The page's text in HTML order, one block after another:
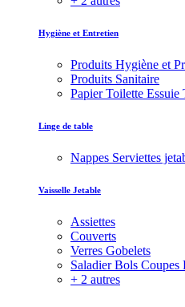
Hygiène et Entretien
Produits Hygiène et
Produits Sanitaire
Papier Toilette Essuie
Linge de table
Nappes Serviettes
Vaisselle Jetable
Assiettes
Couverts
Verres Gobelets
Saladier Bols Coupes
+ 2 autres